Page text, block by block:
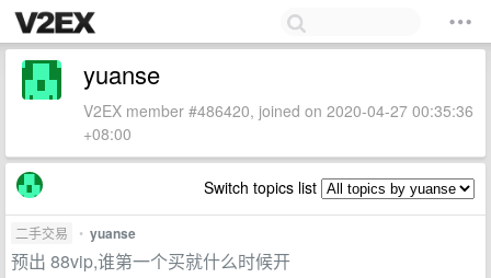
yuanse
V2EX member #486420, joined on 2020-04-27 00:35:36
+08:00
Switch topics list
二手交易 • yuanse
预出 88vip,谁第一个买就什么时候开